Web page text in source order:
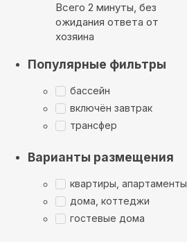
Всего 2 минуты, без
ожидания ответа от
хозяина
Популярные фильтры
бассейн
включён завтрак
трансфер
Варианты размещения
квартиры, апартаменты
дома, коттеджи
гостевые дома